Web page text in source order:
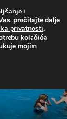
i
pročitajte dalje
privatnosti.
kolačića
mojim